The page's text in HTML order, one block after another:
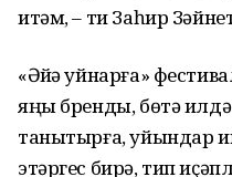
итәм, – ти Заһир
«Әйҙә уйнарға»
яңы бренды, бөтә
танытырға, уйындар
этәргес бирә, тип